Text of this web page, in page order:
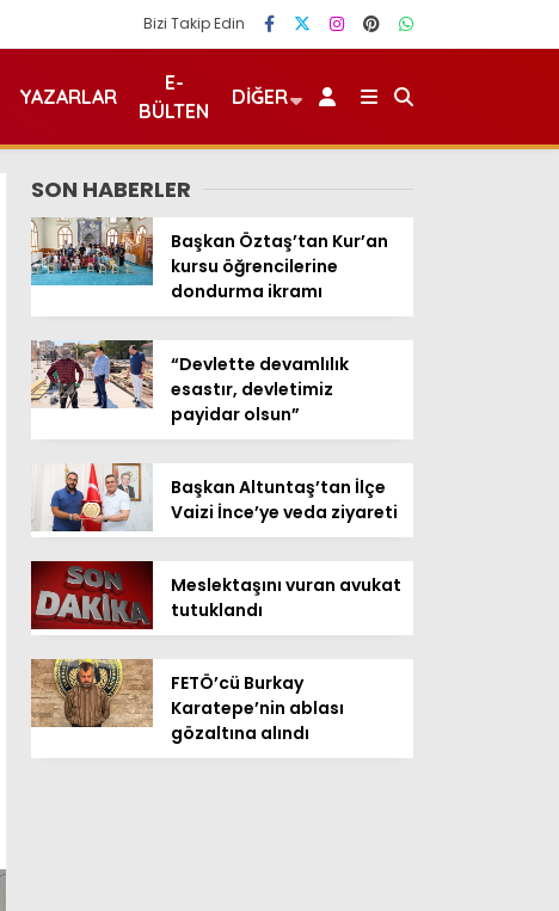
Bizi Takip Edin
YAZARLAR
E-
BÜLTEN
DIĞER
SON HABERLER
Başkan Öztaş’tan Kur’an
kursu öğrencilerine
dondurma ikramı
“Devlette devamlılık
esastır, devletimiz
payidar olsun”
Başkan Altuntaş’tan İlçe
Vaizi İnce’ye veda ziyareti
Meslektaşını vuran avukat
tutuklandı
FETÖ’cü Burkay
Karatepe’nin ablası
gözaltına alındı